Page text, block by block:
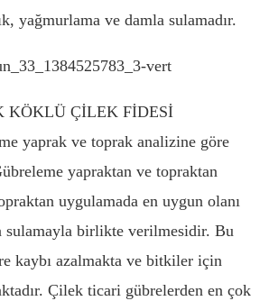
yağmurlama ve damla sulamadır.
KÖKLÜ ÇİLEK FİDESİ
yaprak ve toprak analizine göre
yapraktan ve topraktan
uygulamada en uygun olanı
sulamayla birlikte verilmesidir. Bu
kaybı azalmakta ve bitkiler için
Çilek ticari gübrelerden en çok